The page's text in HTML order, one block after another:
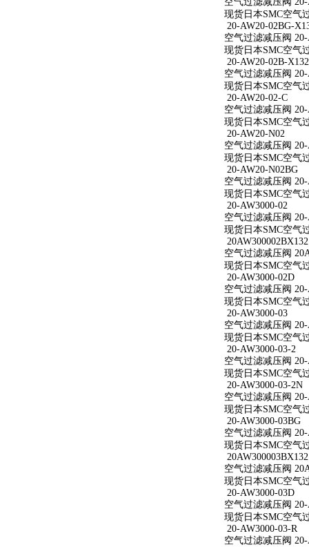
现货日本SMC空气
20-AW20-02BG-
空气过滤减压阀
现货日本SMC空气
20-AW20-02B-X132
空气过滤减压阀
现货日本SMC空气
20-AW20-02-C
空气过滤减压阀 20-
现货日本SMC空气
20-AW20-N02
空气过滤减压阀
现货日本SMC空气
20-AW20-N02BG
空气过滤减压阀
现货日本SMC空气
20-AW3000-02
空气过滤减压阀 20-
现货日本SMC空气
20AW300002BX132
空气过滤减压阀
现货日本SMC空气
20-AW3000-02D
空气过滤减压阀 20-
现货日本SMC空气
20-AW3000-03
空气过滤减压阀 20-
现货日本SMC空气
20-AW3000-03-2
空气过滤减压阀 20-
现货日本SMC空气
20-AW3000-03-2N
空气过滤减压阀
现货日本SMC空气
20-AW3000-03BG
空气过滤减压阀 20-
现货日本SMC空气
20AW300003BX132
空气过滤减压阀
现货日本SMC空气
20-AW3000-03D
空气过滤减压阀 20-
现货日本SMC空气
20-AW3000-03-R
空气过滤减压阀 20-